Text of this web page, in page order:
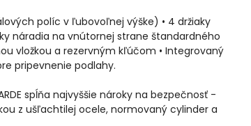
políc v ľubovoľnej výške) • 4 držiaky
náradia na vnútornej strane štandardného
vložkou a rezervným kľúčom • Integrovaný
pripevnenie podlahy.
spĺňa najvyššie nároky na bezpečnosť -
z ušľachtilej ocele, normovaný cylinder a